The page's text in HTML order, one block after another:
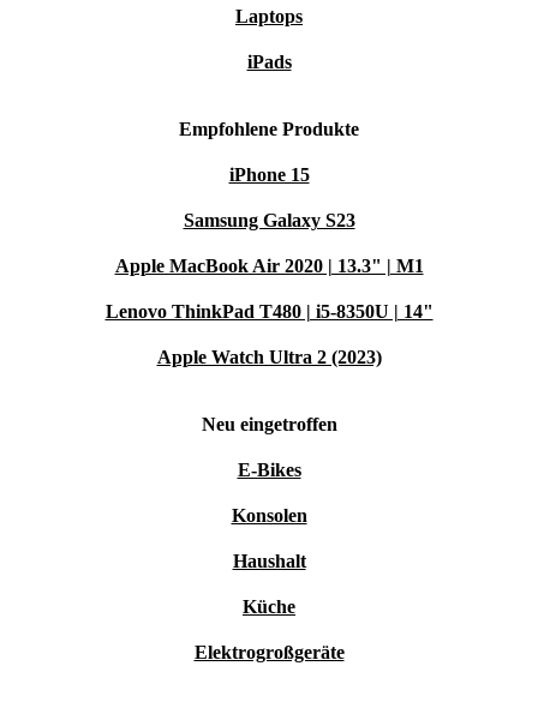
Bluetooth 5.3 für deine Verbindungen.
Konfigurierbar bis zu 2TB SSD
Bis zu 32 GB RAM
Kopfhöreranschluss
Für Profis ist dieses komplett erneuerte
Apple MacBook Pro 2023 M2 14,2” der ideale
Begleiter. Es spielt alle besten Apps perfekt kompatibel
für iPhone und iPad.
Laptops
iPads
Empfohlene Produkte
iPhone 15
Samsung Galaxy S23
Apple MacBook Air 2020 | 13.3" | M1
Lenovo ThinkPad T480 | i5-8350U | 14"
Apple Watch Ultra 2 (2023)
Neu eingetroffen
E-Bikes
Konsolen
Haushalt
Küche
Elektrogroßgeräte